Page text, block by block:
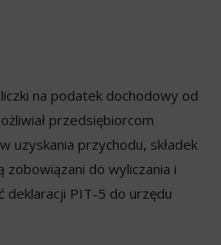
na podatek dochodowy od
przedsiębiorcom
uzyskania przychodu, składek
zobowiązani do wyliczania i
deklaracji PIT-5 do urzędu